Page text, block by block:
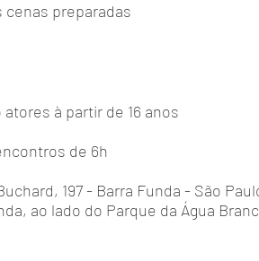
cenas preparadas
à partir de 16 anos
de 6h
197 - Barra Funda - São
ao lado do Parque da Água